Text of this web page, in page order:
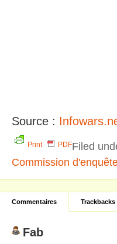
Source :
Print PDFFiled
Commission
Commentaires Trackbacks
Fab